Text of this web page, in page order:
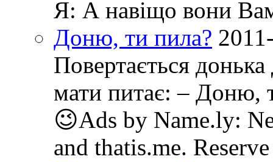
Я: А навіщо вони
Доню, ти пила?
Повертається
мати питає: – Доню,
😉Ads by Name.ly:
and thatis.me.